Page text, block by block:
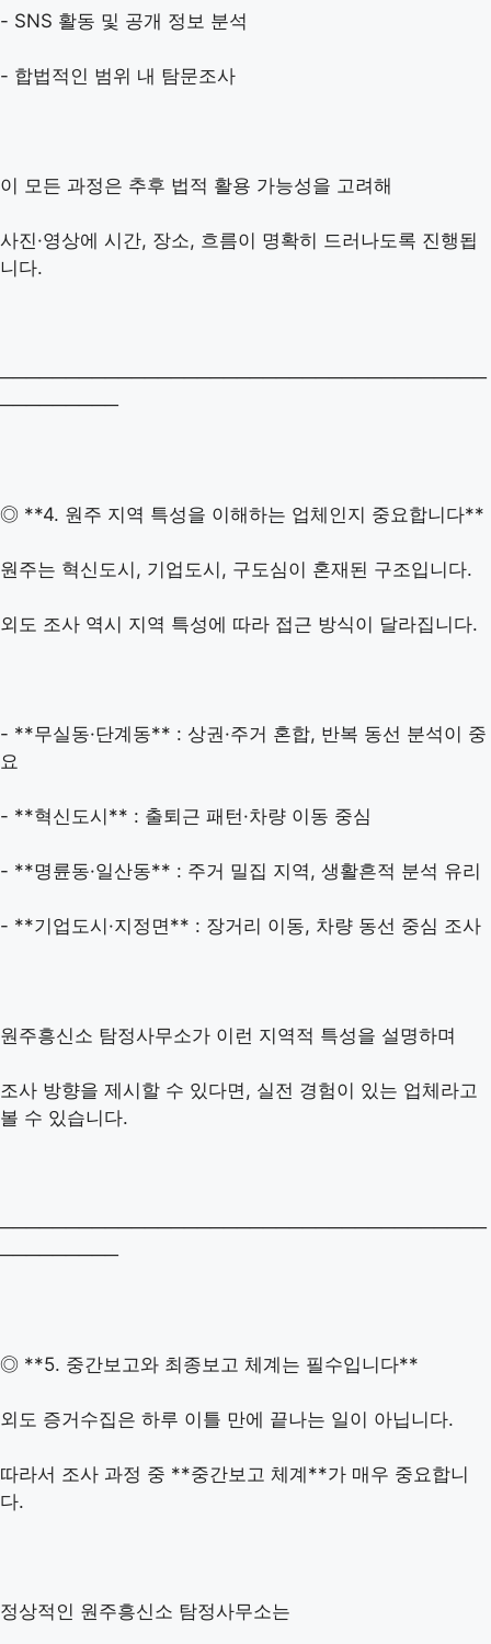
- SNS 활동 및 공개 정보 분석
- 합법적인 범위 내 탐문조사
이 모든 과정은 추후 법적 활용 가능성을 고려해
사진·영상에 시간, 장소, 흐름이 명확히 드러나도록 진행됩
니다.
─────────────────────────────────────
─────────
◎ **4. 원주 지역 특성을 이해하는 업체인지 중요합니다**
원주는 혁신도시, 기업도시, 구도심이 혼재된 구조입니다.
외도 조사 역시 지역 특성에 따라 접근 방식이 달라집니다.
- **무실동·단계동** : 상권·주거 혼합, 반복 동선 분석이 중
요
- **혁신도시** : 출퇴근 패턴·차량 이동 중심
- **명륜동·일산동** : 주거 밀집 지역, 생활흔적 분석 유리
- **기업도시·지정면** : 장거리 이동, 차량 동선 중심 조사
원주흥신소 탐정사무소가 이런 지역적 특성을 설명하며
조사 방향을 제시할 수 있다면, 실전 경험이 있는 업체라고
볼 수 있습니다.
─────────────────────────────────────
─────────
◎ **5. 중간보고와 최종보고 체계는 필수입니다**
외도 증거수집은 하루 이틀 만에 끝나는 일이 아닙니다.
따라서 조사 과정 중 **중간보고 체계**가 매우 중요합니
다.
정상적인 원주흥신소 탐정사무소는